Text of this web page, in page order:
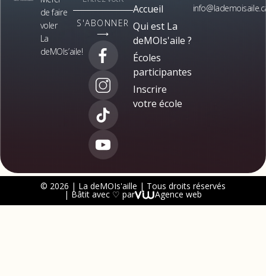
de faire
voler
La
deMOIs’aile!
S'ABONNER
⟶
Accueil
Qui est La
deMOIs'aile ?
Écoles
participantes
Inscrire
votre école
© 2026 | La deMOIs'aille | Tous droits réservés
| Bâtit avec ♡ par Agence web